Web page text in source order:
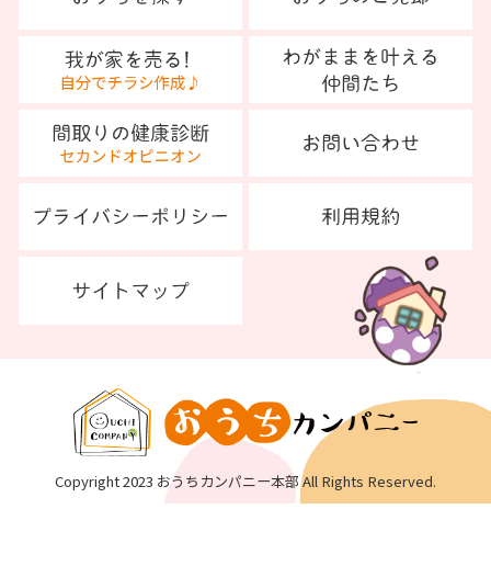
Copyright 2023 おうちカンパニー本部 All Rights Reserved.